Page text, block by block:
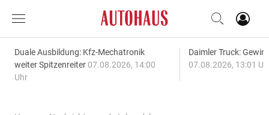
Duale Ausbildung: Kfz-Mechatronik
weiter Spitzenreiter 07.08.2026, 14:00
Uhr
Daimler Truck:
07.08.2026, 13:01